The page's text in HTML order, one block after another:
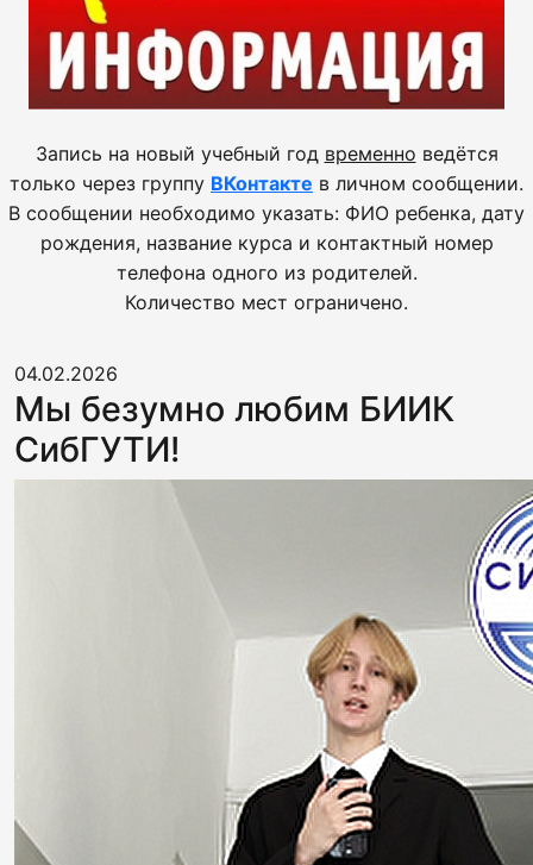
Запись на новый учебный год временно ведётся
только через группу ВКонтакте в личном сообщении.
В сообщении необходимо указать: ФИО ребенка, дату
рождения, название курса и контактный номер
телефона одного из родителей.
Количество мест ограничено.
04.02.2026
Мы безумно любим БИИК
СибГУТИ!